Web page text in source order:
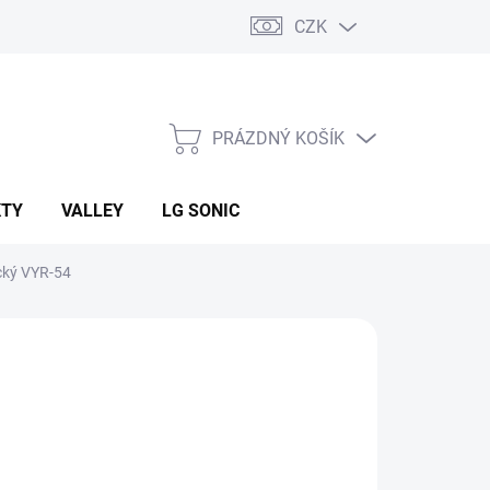
CZK
NÁKUPNÍ
PRÁZDNÝ KOŠÍK
VALLEY LG SONIC
VYR-54